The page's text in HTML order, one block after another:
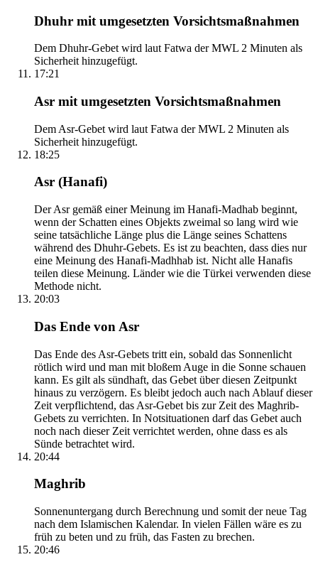
Dhuhr mit umgesetzten Vorsichtsmaßnahmen
Dem Dhuhr-Gebet wird laut Fatwa der MWL 2 Minuten als
Sicherheit hinzugefügt.
17:21
Asr mit umgesetzten Vorsichtsmaßnahmen
Dem Asr-Gebet wird laut Fatwa der MWL 2 Minuten als
Sicherheit hinzugefügt.
18:25
Asr (Hanafi)
Der Asr gemäß einer Meinung im Hanafi-Madhab beginnt,
wenn der Schatten eines Objekts zweimal so lang wird wie
seine tatsächliche Länge plus die Länge seines Schattens
während des Dhuhr-Gebets. Es ist zu beachten, dass dies nur
eine Meinung des Hanafi-Madhhab ist. Nicht alle Hanafis
teilen diese Meinung. Länder wie die Türkei verwenden diese
Methode nicht.
20:03
Das Ende von Asr
Das Ende des Asr-Gebets tritt ein, sobald das Sonnenlicht
rötlich wird und man mit bloßem Auge in die Sonne schauen
kann. Es gilt als sündhaft, das Gebet über diesen Zeitpunkt
hinaus zu verzögern. Es bleibt jedoch auch nach Ablauf dieser
Zeit verpflichtend, das Asr-Gebet bis zur Zeit des Maghrib-
Gebets zu verrichten. In Notsituationen darf das Gebet auch
noch nach dieser Zeit verrichtet werden, ohne dass es als
Sünde betrachtet wird.
20:44
Maghrib
Sonnenuntergang durch Berechnung und somit der neue Tag
nach dem Islamischen Kalendar. In vielen Fällen wäre es zu
früh zu beten und zu früh, das Fasten zu brechen.
20:46